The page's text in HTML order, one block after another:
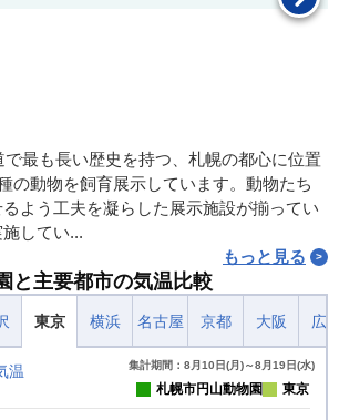
で最も長い歴史を持つ、札幌の都心に位置
の動物を飼育展示しています。動物たち
よう工夫を凝らした展示施設が揃ってい
してい...
もっと見る
と主要都市の気温比較
東京 横浜 名古屋 京都 大阪 広
温 集計期間：8月10日(月)～8月19日(水)
札幌市円山動物園 東京